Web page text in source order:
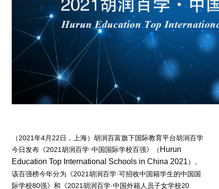
（2021年4月 22日，上海）胡润百富旗下国际教育平台胡润百学
今日发布 《2021胡润百学·中国国际学校百强》（ Hurun
Education Top International Schools in China 2021）。
该百强榜今年分为 《2021胡润百学·可招收中国籍学生的中国国
际学校80强》和 《2021胡润百学·中国外籍人员子女学校20